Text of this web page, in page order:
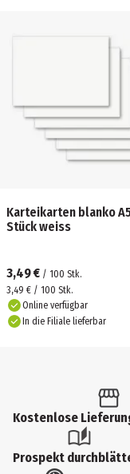
Karteikarten blanko
Stück weiss
3,49 € / 100 Stk.
3,49 € / 100 Stk.
Online verfügbar
In die Filiale lieferbar
Kostenlose
Prospekt